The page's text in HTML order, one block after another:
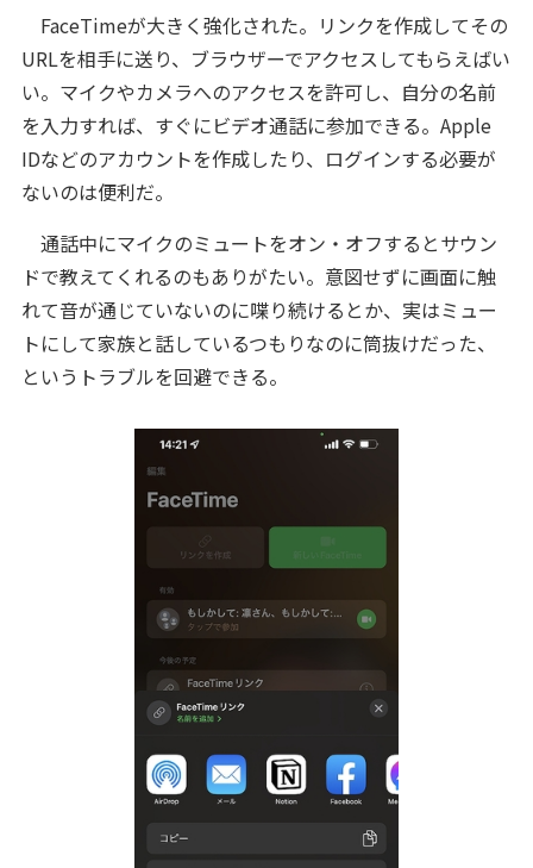
FaceTimeが大きく強化された。リンクを作成してその
URLを相手に送り、ブラウザーでアクセスしてもらえばい
い。マイクやカメラへのアクセスを許可し、自分の名前
を入力すれば、すぐにビデオ通話に参加できる。Apple
IDなどのアカウントを作成したり、ログインする必要が
ないのは便利だ。
通話中にマイクのミュートをオン・オフするとサウン
ドで教えてくれるのもありがたい。意図せずに画面に触
れて音が通じていないのに喋り続けるとか、実はミュー
トにして家族と話しているつもりなのに筒抜けだった、
というトラブルを回避できる。